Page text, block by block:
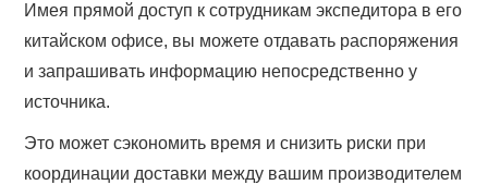
Имея прямой доступ к сотрудникам экспедитора в его
китайском офисе, вы можете отдавать распоряжения
и запрашивать информацию непосредственно у
источника.
Это может сэкономить время и снизить риски при
координации доставки между вашим производителем